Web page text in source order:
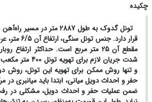
چکیده
تونل گدوک به طول 2887 متر در
شدت جریان لازم
و تنها روش ممکن برای تهویه این تونل، روش
حفر و احداث دویل میانی، ابتدا باید میانبری در
ضمن عملیات حفر و احداث دویل، مشکلی در